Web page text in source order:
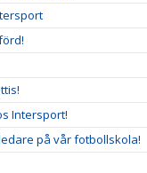
Intersport!
på vår fotbollskola!